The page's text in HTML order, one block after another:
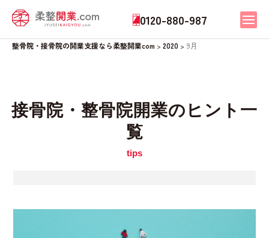
0120-880-987
整骨院・接骨院の開業支援なら柔整開業com > 2020 > 9月
接骨院・整骨院開業のヒント一
覧